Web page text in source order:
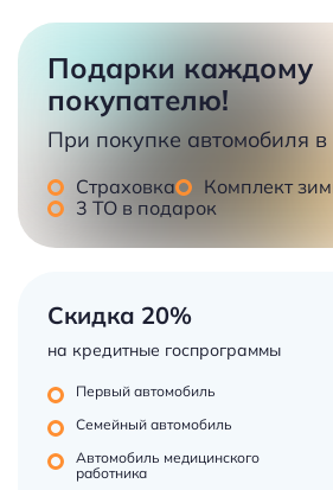
Подарки каждому
покупателю!
При покупке автомобиля в
Страховка
Комплект
3 ТО в подарок
Скидка 20%
на кредитные госпрограммы
Первый автомобиль
Семейный автомобиль
Автомобиль медицинского
работника